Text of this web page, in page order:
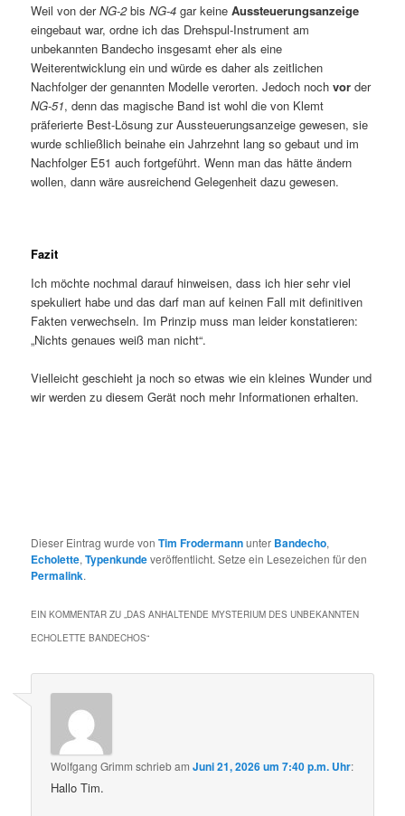
Weil von derNG-2bisNG-4 gar keineAussteuerungsanzeige
eingebaut war, ordne ich das Drehspul-Instrument am
unbekannten Bandecho insgesamt eher als eine
Weiterentwicklung ein und würde es daher als zeitlichen
Nachfolger der genannten Modelle verorten. Jedoch nochvorder
NG-51, denn das magische Band ist wohl die von Klemt
präferierte Best-Lösung zur Aussteuerungsanzeige gewesen, sie
wurde schließlich beinahe ein Jahrzehnt lang so gebaut und im
Nachfolger E51 auch fortgeführt. Wenn man das hätte ändern
wollen, dann wäre ausreichend Gelegenheit dazu gewesen.
Fazit
Ich möchte nochmal darauf hinweisen, dass ich hier sehr viel
spekuliert habe und das darf man auf keinen Fall mit definitiven
Fakten verwechseln. Im Prinzip muss man leider konstatieren:
„Nichts genaues weiß man nicht“.
Vielleicht geschieht ja noch so etwas wie ein kleines Wunder und
wir werden zu diesem Gerät noch mehr Informationen erhalten.
Dieser Eintrag wurde vonTim Frodermannunter Bandecho,
Echolette,Typenkundeveröffentlicht. Setze ein Lesezeichen für den
Permalink.
EIN KOMMENTAR ZU „DAS ANHALTENDE MYSTERIUM DES UNBEKANNTEN
ECHOLETTE BANDECHOS“
Wolfgang Grimm schriebamJuni 21, 2026 um 7:40 p.m. Uhr:
Hallo Tim.